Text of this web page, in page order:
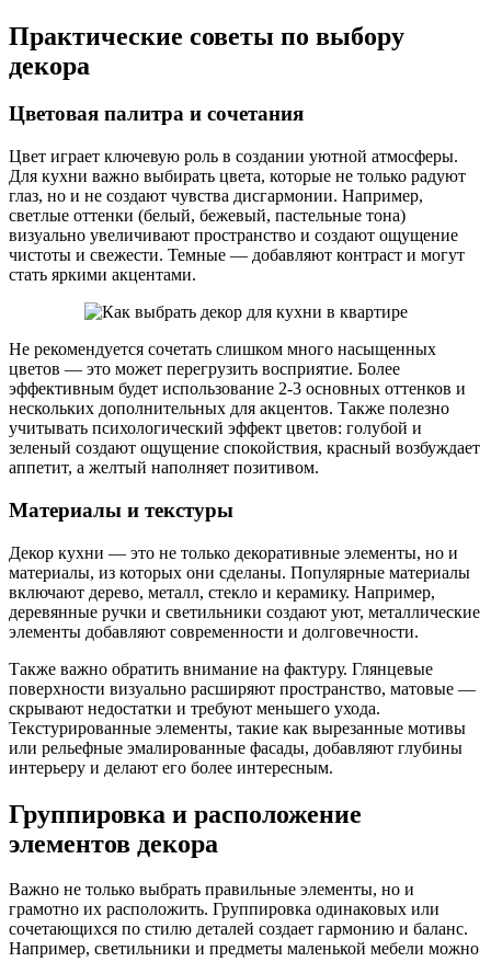
Практические советы по выбору
декора
Цветовая палитра и сочетания
Цвет играет ключевую роль в создании уютной атмосферы.
Для кухни важно выбирать цвета, которые не только радуют
глаз, но и не создают чувства дисгармонии. Например,
светлые оттенки (белый, бежевый, пастельные тона)
визуально увеличивают пространство и создают ощущение
чистоты и свежести. Темные — добавляют контраст и могут
стать яркими акцентами.
Не рекомендуется сочетать слишком много насыщенных
цветов — это может перегрузить восприятие. Более
эффективным будет использование 2-3 основных оттенков и
нескольких дополнительных для акцентов. Также полезно
учитывать психологический эффект цветов: голубой и
зеленый создают ощущение спокойствия, красный возбуждает
аппетит, а желтый наполняет позитивом.
Материалы и текстуры
Декор кухни — это не только декоративные элементы, но и
материалы, из которых они сделаны. Популярные материалы
включают дерево, металл, стекло и керамику. Например,
деревянные ручки и светильники создают уют, металлические
элементы добавляют современности и долговечности.
Также важно обратить внимание на фактуру. Глянцевые
поверхности визуально расширяют пространство, матовые —
скрывают недостатки и требуют меньшего ухода.
Текстурированные элементы, такие как вырезанные мотивы
или рельефные эмалированные фасады, добавляют глубины
интерьеру и делают его более интересным.
Группировка и расположение
элементов декора
Важно не только выбрать правильные элементы, но и
грамотно их расположить. Группировка одинаковых или
сочетающихся по стилю деталей создает гармонию и баланс.
Например, светильники и предметы маленькой мебели можно